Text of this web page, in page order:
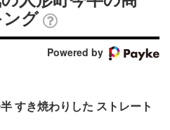
グ
Powered by
すき焼わりした ストレート